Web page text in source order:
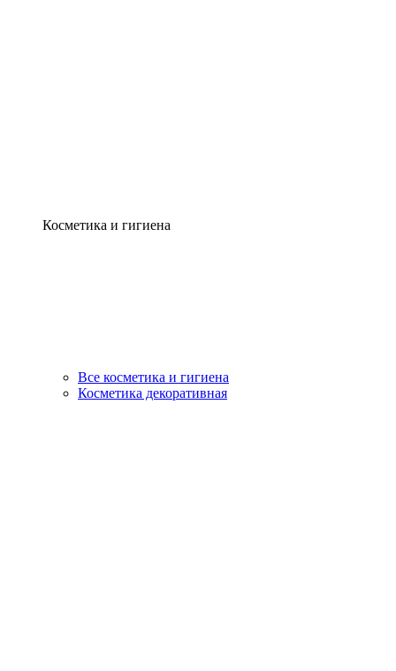
Косметика и гигиена
Все косметика и гигиена
Косметика декоративная